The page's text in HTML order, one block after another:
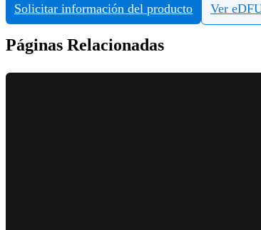
Solicitar información del producto Ver
Páginas Relacionadas